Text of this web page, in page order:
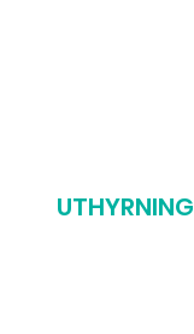
UTHYRNING